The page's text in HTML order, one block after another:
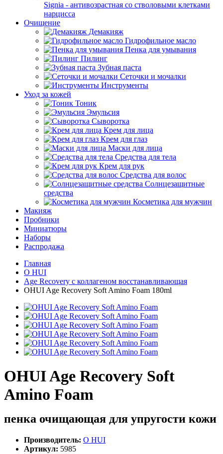
Signia - антивозрастная со стволовыми клетками
нарцисса
Очищение
Демакияж
Гидрофильное масло
Пенка для умывания
Пилинг
Зубная паста
Сеточки и мочалки
Инструменты
Уход за кожей
Тоник
Эмульсия
Сыворотка
Крем для лица
Крем для глаз
Маски для лица
Средства для тела
Крем для рук
Средства для волос
Солнцезащитные
средства
Косметика для мужчин
Макияж
Пробники
Миниатюры
Наборы
Распродажа
Главная
O HUI
Age Recovery с коллагеном восстанавливающая
OHUI Age Recovery Soft Amino Foam 180ml
OHUI Age Recovery Soft
Amino Foam
пенка очищающая для упругости кожи
Производитель: O HUI
Артикул: 5985